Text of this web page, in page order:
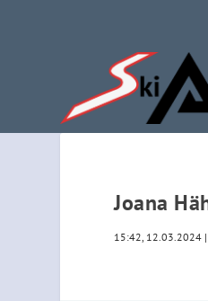
Joana
15:42, 12.03.2024